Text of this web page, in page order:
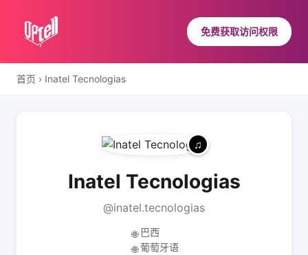
免费获取访问权限
首页 › Inatel Tecnologias
Inatel Tecnologias
@inatel.tecnologias
🌐 巴西
🌐 葡萄牙语